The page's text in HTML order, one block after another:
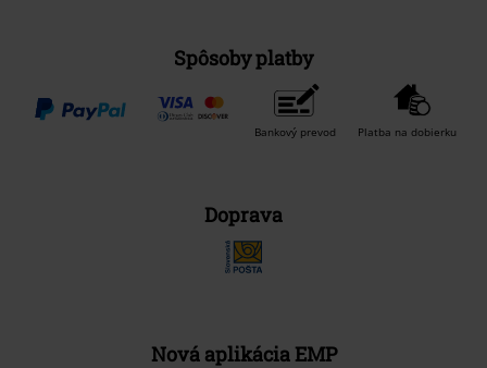
Spôsoby platby
Bankový prevod Platba na dobierku
Doprava
Nová aplikácia EMP